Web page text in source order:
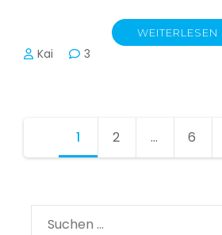
WEITERLESEN
Kai 3
Seitennummerierung
1 Seite
2 … Seite
6
Suchen